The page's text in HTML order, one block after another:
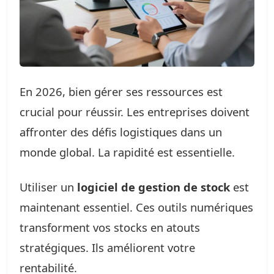
En 2026, bien gérer ses ressources est
crucial pour réussir. Les entreprises doivent
affronter des défis logistiques dans un
monde global. La rapidité est essentielle.
Utiliser un logiciel de gestion de stock est
maintenant essentiel. Ces outils numériques
transforment vos stocks en atouts
stratégiques. Ils améliorent votre
rentabilité.